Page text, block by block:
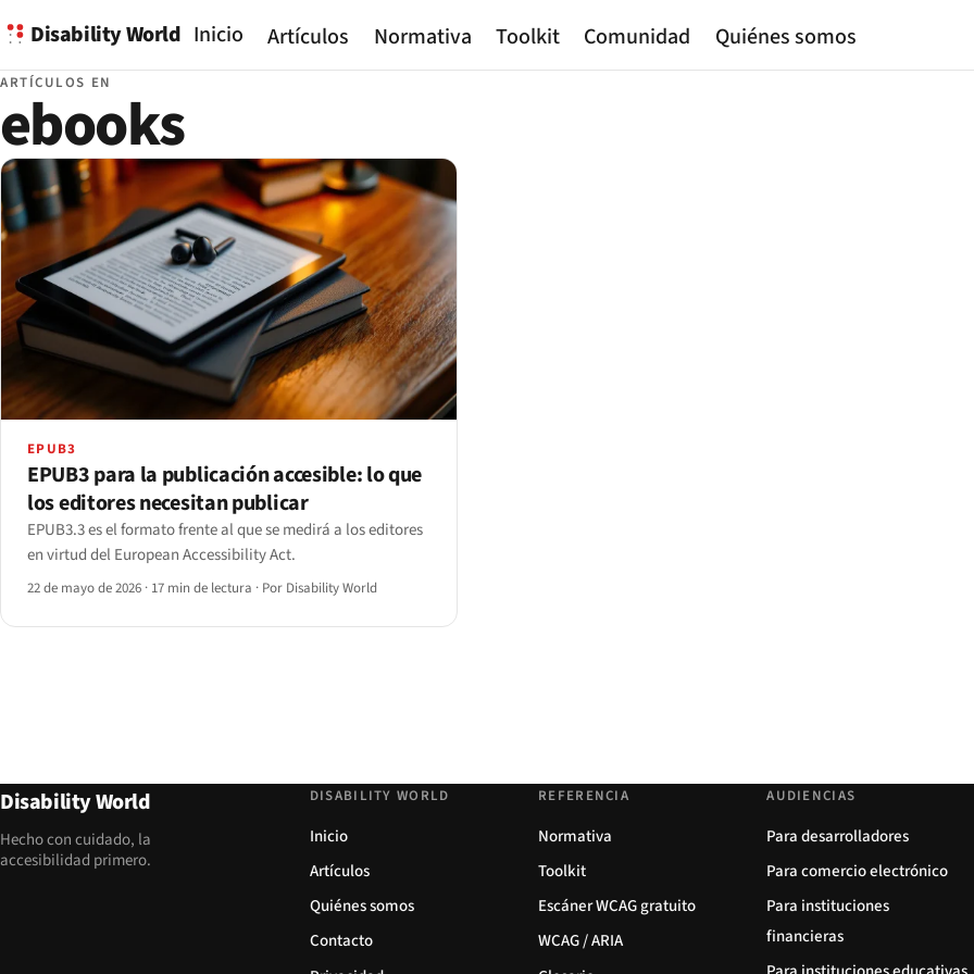
Disability World Inicio Artículos Normativa Toolkit Comunidad Quiénes somos
ARTÍCULOS EN
ebooks
EPUB3
EPUB3 para la publicación accesible: lo que
los editores necesitan publicar
EPUB3.3 es el formato frente al que se medirá a los editores
en virtud del European Accessibility Act.
22 de mayo de 2026 · 17 min de lectura · Por Disability World
Disability World
Hecho con cuidado, la
accesibilidad primero.
DISABILITY WORLD
Inicio
Artículos
Quiénes somos
Contacto
REFERENCIA
Normativa
Toolkit
Escáner WCAG gratuito
WCAG / ARIA
AUDIENCIAS
Para desarrolladores
Para comercio electrónico
Para instituciones
financieras